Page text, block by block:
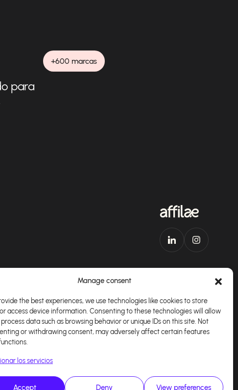
Manage consent
the best experiences, we use technologies like cookies to store
access device information. Consenting to these technologies will allow
data such as browsing behavior or unique IDs on this site. Not
or withdrawing consent, may adversely affect certain features
los servicios
Accept Deny View preferences
+600 marcas
para
aplicación Español